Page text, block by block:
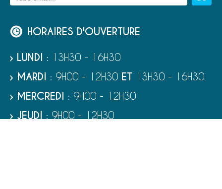
HORAIRES D'OUVERTURE
› LUNDI : 13H30 - 16H30
› MARDI : 9H00 - 12H30 ET 13H30 - 16H30
› MERCREDI : 9H00 - 12H30
› JEUDI : 9H00 - 12H30